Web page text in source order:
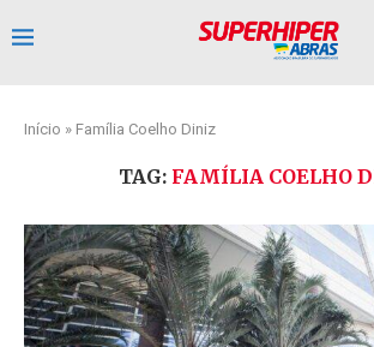
Início » Família Coelho Diniz
TAG: FAMÍLIA COELHO